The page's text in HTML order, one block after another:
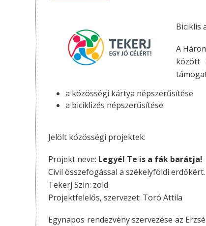
Biciklis
A
között
a közösségi kártya népszerűsítése
a biciklizés népszerűsítése
Jelölt közösségi projektek:
Projekt neve: Legyél Te is a fák barátja!
Civil összefogással a székelyföldi erdőkért.
Tekerj Szin: zöld
Projektfelelős, szervezet: Toró Attila
Egynapos rendezvény szervezése az